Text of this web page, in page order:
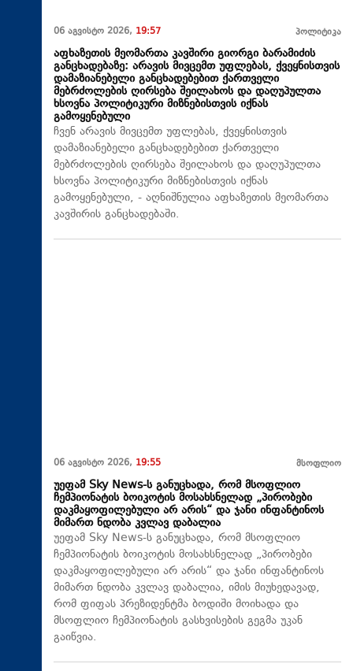
06 აგვისტო 2026, 19:57 პოლიტიკა
აფხაზეთის მეომართა კავშირი გიორგი ბარამიძის
განცხადებაზე: არავის მივცემთ უფლებას, ქვეყნისთვის
დამაზიანებელი განცხადებებით ქართველი
მებრძოლების ღირსება შეილახოს და დაღუპულთა
ხსოვნა პოლიტიკური მიზნებისთვის იქნას
გამოყენებული
ჩვენ არავის მივცემთ უფლებას, ქვეყნისთვის
დამაზიანებელი განცხადებებით ქართველი
მებრძოლების ღირსება შეილახოს და დაღუპულთა
ხსოვნა პოლიტიკური მიზნებისთვის იქნას
გამოყენებული, - აღნიშნულია აფხაზეთის მეომართა
კავშირის განცხადებაში.
06 აგვისტო 2026, 19:55 მსოფლიო
უეფამ Sky News-ს განუცხადა, რომ მსოფლიო
ჩემპიონატის ბოიკოტის მოსახსნელად „პირობები
დაკმაყოფილებული არ არის“ და ჯანი ინფანტინოს
მიმართ ნდობა კვლავ დაბალია
უეფამ Sky News-ს განუცხადა, რომ მსოფლიო
ჩემპიონატის ბოიკოტის მოსახსნელად „პირობები
დაკმაყოფილებული არ არის“ და ჯანი ინფანტინოს
მიმართ ნდობა კვლავ დაბალია, იმის მიუხედავად,
რომ ფიფას პრეზიდენტმა ბოდიში მოიხადა და
მსოფლიო ჩემპიონატის გასხვისების გეგმა უკან
გაიწვია.